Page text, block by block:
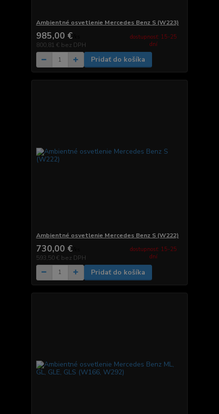
Ambientné osvetlenie Mercedes Benz S (W223)
985,00 €
800,81 € bez DPH
dostupnosť: 15-25
dní
Pridať do košíka
Ambientné osvetlenie Mercedes Benz S (W222)
730,00 €
593,50 € bez DPH
dostupnosť: 15-25
dní
Pridať do košíka